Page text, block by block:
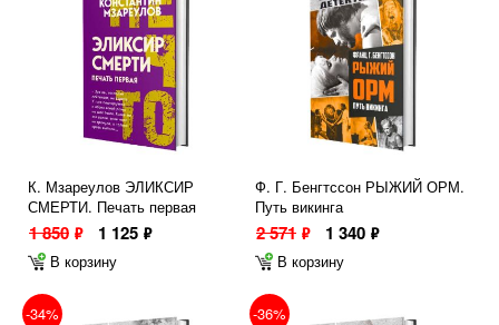
К. Мзареулов ЭЛИКСИР
СМЕРТИ. Печать первая
1 850 ф 1 125 ф
В корзину
Ф. Г. Бенгтссон РЫЖИЙ ОРМ.
Путь викинга
2 571 ф 1 340 ф
В корзину
-34% -36%